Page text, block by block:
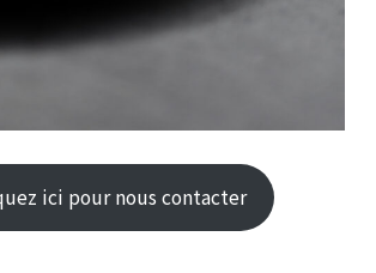
ici pour nous contacter